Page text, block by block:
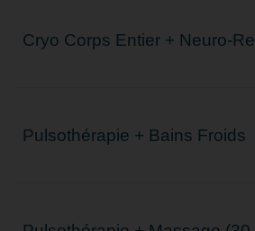
Cryo Corps Entier + Neuro-
Pulsothérapie + Bains Froids